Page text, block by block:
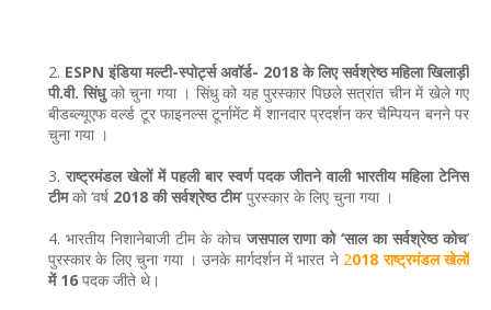
2. ESPN इंडिया मल्टी-स्पोर्ट्स अवॉर्ड- 2018 के लिए सर्वश्रेष्‍ठ महिला खिलाड़ी
पी.वी. सिंधु को चुना गया । सिंधु को यह पुरस्कार पिछले सत्रांत चीन में खेले गए
बीडब्ल्यूएफ वर्ल्ड टूर फाइनल्स टूर्नामेंट में शानदार प्रदर्शन कर चैम्पियन बनने पर
चुना गया ।
3. राष्ट्रमंडल खेलों में पहली बार स्वर्ण पदक जीतने वाली भारतीय महिला टेनिस
टीमको ‘वर्ष 2018 की सर्वश्रेष्ठ टीम’ पुरस्कार के लिए चुना गया ।
4. भारतीय निशानेबाजी टीम के कोचजसपाल राणा को ‘साल का सर्वश्रेष्ठ कोच’
पुरस्कार के लिए चुना गया । उनके मार्गदर्शन में भारत ने 2018 राष्ट्रमंडल खेलों
में 16 पदक जीते थे।